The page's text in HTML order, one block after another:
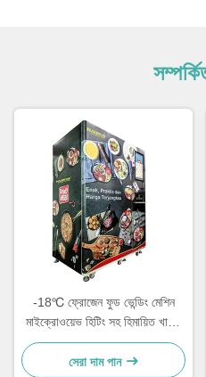
-18℃ ফ্রোজেন ফুড ভেন্ডিং মেশিন
মাইক্রোওয়েভ হিটিং সহ হিমায়িত খাবার
ভেন্ডিং মেশিন
সেরা দাম পান